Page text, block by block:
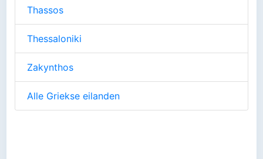
Thassos
Thessaloniki
Zakynthos
Alle Griekse eilanden